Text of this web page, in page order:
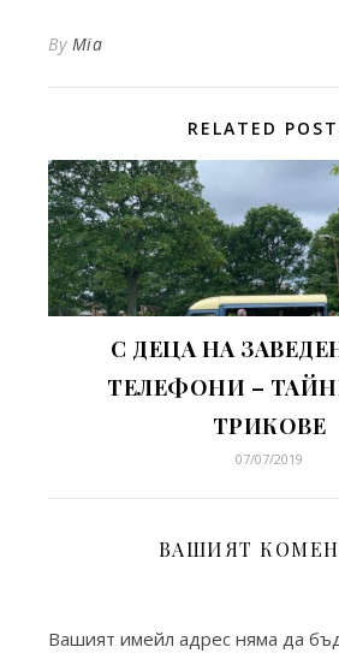
By Mia
RELATED
С ДЕЦА НА
ТЕЛЕФОНИ –
ТРИКОВЕ
07/07/2019
ВАШИЯТ
Вашият имейл адрес няма да